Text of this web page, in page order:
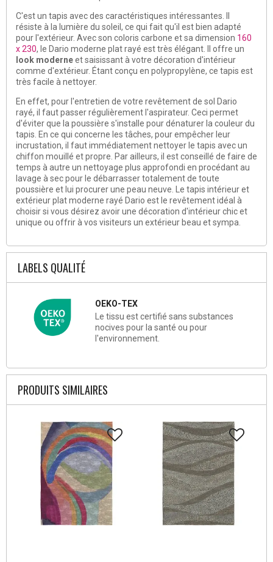
C'est un tapis avec des caractéristiques intéressantes. Il
résiste à la lumière du soleil, ce qui fait qu'il est bien adapté
pour l'extérieur. Avec son coloris carbone et sa dimension 160
x 230, le Dario moderne plat rayé est très élégant. Il offre un
look moderneet saisissant à votre décoration d'intérieur
comme d'extérieur. Étant conçu en polypropylène, ce tapis est
très facile à nettoyer.
En effet, pour l'entretien de votre revêtement de sol Dario
rayé, il faut passer régulièrement l'aspirateur. Ceci permet
d'éviter que la poussière s'installe pour dénaturer la couleur du
tapis. En ce qui concerne les tâches, pour empêcher leur
incrustation, il faut immédiatement nettoyer le tapis avec un
chiffon mouillé et propre. Par ailleurs, il est conseillé de faire de
temps à autre un nettoyage plus approfondi en procédant au
lavage à sec pour le débarrasser totalement de toute
poussière et lui procurer une peau neuve. Le tapis intérieur et
extérieur plat moderne rayé Dario est le revêtement idéal à
choisir si vous désirez avoir une décoration d'intérieur chic et
unique ou offrir à vos visiteurs un extérieur beau et sympa.
LABELS QUALITÉ
OEKO-TEX
Le tissu est certifié sans substances
nocives pour la santé ou pour
l'environnement.
PRODUITS SIMILAIRES